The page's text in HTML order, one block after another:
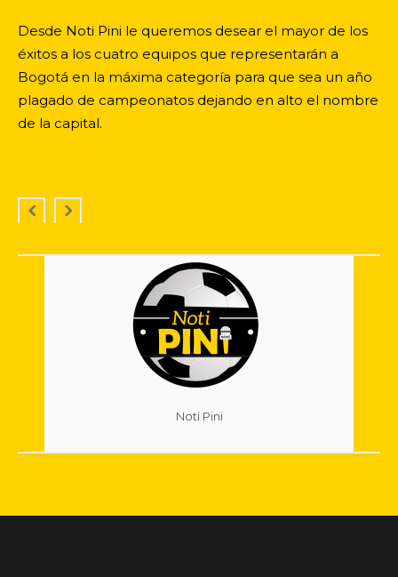
Desde Noti Pini le queremos desear el mayor de los
éxitos a los cuatro equipos que representarán a
Bogotá en la máxima categoría para que sea un año
plagado de campeonatos dejando en alto el nombre
de la capital.
Noti Pini